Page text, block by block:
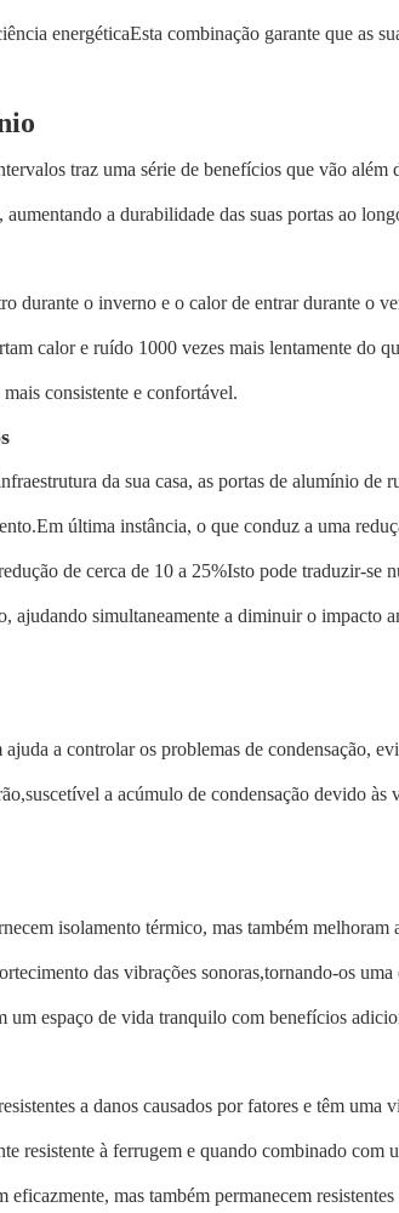
energéticaEsta combinação garante que as
traz uma série de benefícios que vão além
a durabilidade das suas portas ao
durante o inverno e o calor de entrar durante o
calor e ruído 1000 vezes mais lentamente do
consistente e confortável.
da sua casa, as portas de alumínio de
última instância, o que conduz a uma
de cerca de 10 a 25%Isto pode traduzir-se
ajudando simultaneamente a diminuir o impacto
a controlar os problemas de condensação,
a acúmulo de condensação devido às
isolamento térmico, mas também melhoram
das vibrações sonoras,tornando-os
espaço de vida tranquilo com benefícios
a danos causados por fatores e têm uma
resistente à ferrugem e quando combinado com
mas também permanecem